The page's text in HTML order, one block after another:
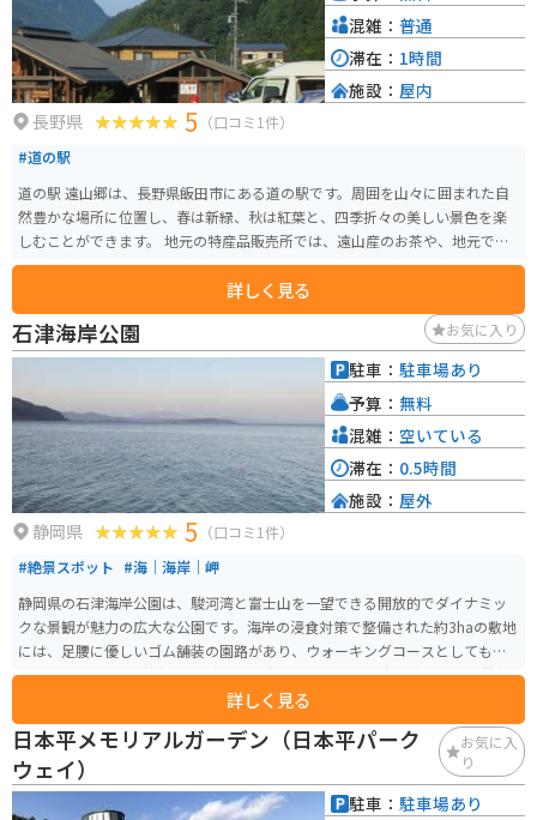
ば」などが味わえます。
長野県 5 （口コミ1件）
#道の駅
道の駅 遠山郷は、長野県飯田市にある道の駅です。周囲を山々に囲まれた自
然豊かな場所に位置し、春は新緑、秋は紅葉と、四季折々の美しい景色を楽
しむことができます。 地元の特産品販売所では、遠山産のお茶や、地元で採
れた新鮮な野菜、山菜などが販売されています。中でも、遠山地方で古くか
ら栽培されている「遠山ジンギスカン」は、他では味わえない独特の風味を
持つ羊肉として人気です。食堂では、この遠山ジンギスカンを使ったジンギ
スカン定食や、地元産の食材を使った料理を味わうことができます。バイク
で訪れた際には、駐車場から続く遊歩道を散策するのがおすすめです。天竜
川沿いを歩くことができ、自然豊かな風景を満喫できます。 また、道の駅 遠
山郷は、南アルプスエコーラインの起点にもなっています。この道は、南ア
ルプスの絶景を眺めながら走ることができる、ツーリングに最適なルートで
す。
詳しく見る
混雑： 普通
滞在： 1時間
施設： 屋内
石津海岸公園 お気に入り
静岡県 5 （口コミ1件）
#絶景スポット #海｜海岸｜岬
静岡県の石津海岸公園は、駿河湾と富士山を一望できる開放的でダイナミッ
クな景観が魅力の広大な公園です。海岸の浸食対策で整備された約3haの敷地
には、足腰に優しいゴム舗装の園路があり、ウォーキングコースとしても利
用できます。 白い砂浜と透明度の高い海を楽しめ、夏は海水浴や釣り、普段
は散策やピクニックに最適です。バイクでのアクセスや駐車場も整ってお
り、ツーリングの休憩スポットとしても人気。周辺には新鮮な海産物を味わ
える飲食店もあり、四季折々の自然とともにゆったり過ごせる場所です。
詳しく見る
駐車： 駐車場あり
予算： 無料
混雑： 空いている
滞在： 0.5時間
施設： 屋外
日本平メモリアルガーデン（日本平パーク
ウェイ）
お気に入
り
駐車： 駐車場あり